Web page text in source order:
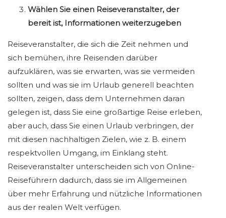
Wählen Sie einen Reiseveranstalter, der
bereit ist, Informationen weiterzugeben
Reiseveranstalter, die sich die Zeit nehmen und
sich bemühen, ihre Reisenden darüber
aufzuklären, was sie erwarten, was sie vermeiden
sollten und was sie im Urlaub generell beachten
sollten, zeigen, dass dem Unternehmen daran
gelegen ist, dass Sie eine großartige Reise erleben,
aber auch, dass Sie einen Urlaub verbringen, der
mit diesen nachhaltigen Zielen, wie z. B. einem
respektvollen Umgang, im Einklang steht.
Reiseveranstalter unterscheiden sich von Online-
Reiseführern dadurch, dass sie im Allgemeinen
über mehr Erfahrung und nützliche Informationen
aus der realen Welt verfügen.